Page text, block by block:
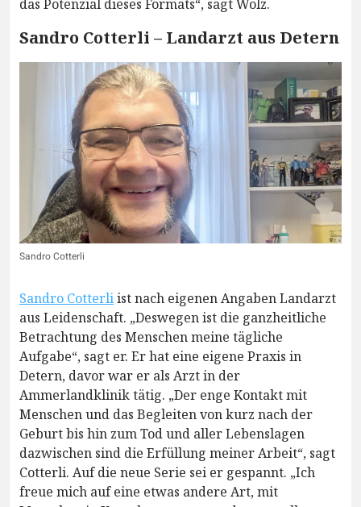
das Potenzial dieses Formats“, sagt Wolz.
Sandro Cotterli – Landarzt aus Detern
Sandro Cotterli
Sandro Cotterliist nach eigenen Angaben Landarzt
aus Leidenschaft. „Deswegen ist die ganzheitliche
Betrachtung des Menschen meine tägliche
Aufgabe“, sagt er. Er hat eine eigene Praxis in
Detern, davor war er als Arzt in der
Ammerlandklinik tätig. „Der enge Kontakt mit
Menschen und das Begleiten von kurz nach der
Geburt bis hin zum Tod und aller Lebenslagen
dazwischen sind die Erfüllung meiner Arbeit“, sagt
Cotterli. Auf die neue Serie sei er gespannt. „Ich
freue mich auf eine etwas andere Art, mit